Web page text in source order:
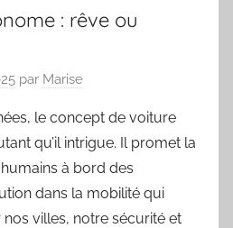
: rêve ou
par Marise
le concept de voiture
qu’il intrigue. Il promet la
à bord des
dans la mobilité qui
villes, notre sécurité et